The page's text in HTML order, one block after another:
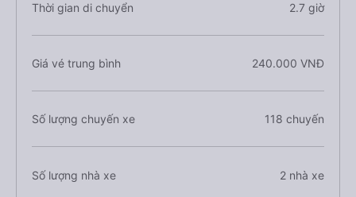
Thời gian di chuyển 2.7 giờ
Giá vé trung bình 240.000 VNĐ
Số lượng chuyến xe 118 chuyến
Số lượng nhà xe 2 nhà xe